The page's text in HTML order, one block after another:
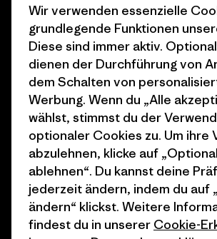
Klimaziele
1% For The Planet
Wie wir finanzieren
Geschenkgutscheine
Stores in deiner
Nähe
Pressekontakt
Industry program
Affiliate-
Patagonia
Wir verwenden essenzielle
grundlegende Funktionen
Diese sind immer aktiv.
dienen der Durchführung von
dem Schalten von
Werbung. Wenn du „Alle
wählst, stimmst du der
optionaler Cookies zu. Um ihre
abzulehnen, klicke auf
ablehnen“. Du kannst deine
jederzeit ändern, indem du auf
ändern“ klickst. Weitere
findest du in unserer Cookie-